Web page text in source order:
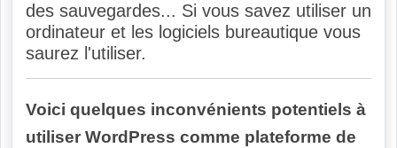
des sauvegardes... Si vous savez utiliser un
ordinateur et les logiciels bureautique vous
saurez l'utiliser.
Voici quelques inconvénients potentiels à
utiliser WordPress comme plateforme de